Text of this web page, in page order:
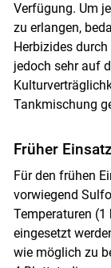
Verfügung. Um
zu erlangen,
Herbizides
jedoch sehr auf
Tankmischung
Früher Einsatz
Für den frühen
vorwiegend
Temperaturen (1
eingesetzt
wie möglich zu